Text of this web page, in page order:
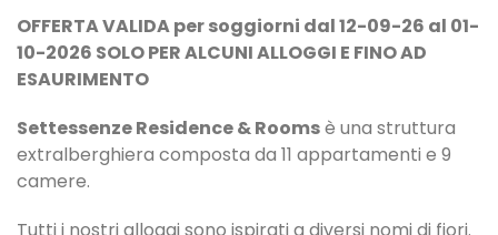
OFFERTA VALIDA per soggiorni dal 12-09-26 al 01-
10-2026 SOLO PER ALCUNI ALLOGGI E FINO AD
ESAURIMENTO
Settessenze Residence & Roomsè una struttura
extralberghiera composta da 11 appartamenti e 9
camere.